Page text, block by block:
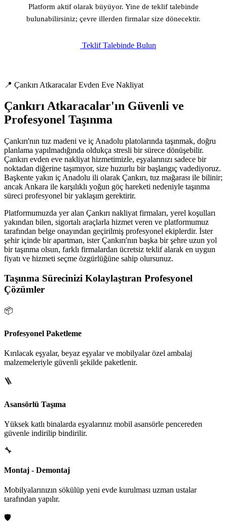
Platform aktif olarak büyüyor. Yine de teklif talebinde
bulunabilirsiniz; çevre illerden firmalar size dönecektir.
Teklif Talebinde Bulun
📍 Çankırı Atkaracalar Evden Eve Nakliyat
Çankırı Atkaracalar'ın Güvenli ve
Profesyonel Taşınma
Çankırı'nın tuz madeni ve iç Anadolu platolarında taşınmak, doğru
planlama yapılmadığında oldukça stresli bir sürece dönüşebilir.
Çankırı evden eve nakliyat hizmetimizle, eşyalarınızı sadece bir
noktadan diğerine taşımıyor, size huzurlu bir başlangıç vadediyoruz.
Başkente yakın iç Anadolu ili olarak Çankırı, tuz mağarası ile bilinir;
ancak Ankara ile karşılıklı yoğun göç hareketi nedeniyle taşınma
süreci profesyonel bir yaklaşım gerektirir.
Platformumuzda yer alan Çankırı nakliyat firmaları, yerel koşulları
yakından bilen, sigortalı araçlarla hizmet veren ve platformumuz
tarafından belge onayından geçirilmiş profesyonel ekiplerdir. İster
şehir içinde bir apartman, ister Çankırı'nın başka bir şehre uzun yol
bir taşınma olsun, farklı firmalardan ücretsiz teklif alarak en uygun
fiyatı ve hizmeti seçme özgürlüğüne sahip olursunuz.
Taşınma Sürecinizi Kolaylaştıran Profesyonel
Çözümler
📦
Profesyonel Paketleme
Kırılacak eşyalar, beyaz eşyalar ve mobilyalar özel ambalaj
malzemeleriyle güvenli şekilde paketlenir.
🪜
Asansörlü Taşıma
Yüksek katlı binalarda eşyalarınız mobil asansörle pencereden
güvenle indirilip bindirilir.
🔧
Montaj - Demontaj
Mobilyalarınızın sökülüp yeni evde kurulması uzman ustalar
tarafından yapılır.
🛡️